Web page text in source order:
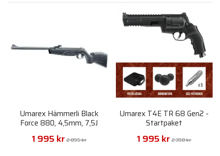
Umarex Hämmerli Black
Force 880, 4,5mm, 7,5J
1 995 kr 2 895 kr
Umarex T4E TR 68 Gen2 -
Startpaket
1 995 kr 2 390 kr